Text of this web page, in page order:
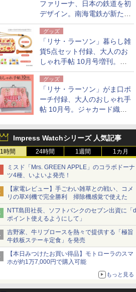
ファリーナ、日本の鉄道を初
デザイン。南海電鉄が新たな
「空港特急」をなにわ筋線へ
導入
グッズ
「リサ・ラーソン」暮らし雑
貨5点セット付録、大人のお
しゃれ手帖 10月号増刊。
USBケーブルや缶ケースなど
グッズ
「リサ・ラーソン」がま口ポ
ーチ付録、大人のおしゃれ手
帖 10月号。ジャカード織の
Impress Watchシリーズ 人気記事
1時間 24時間 1週間 1カ月
ミスド「Mrs. GREEN APPLE」のコラボドーナ
ツ4種、いよいよ発売！
【家電レビュー】手ごわい雑草との戦い、コメ
リの草刈機で完全勝利 掃除機感覚で使えた
NTT島田社長、ソフトバンクのセブン出資に「d
ポイント使えるようにして」
吉野家、牛リブロースを熱々で提供する「極旨
牛鉄板ステーキ定食」を発売
【本日みつけたお買い得品】モトローラのスマ
ホが約1万7,000円で購入可能
もっと見る